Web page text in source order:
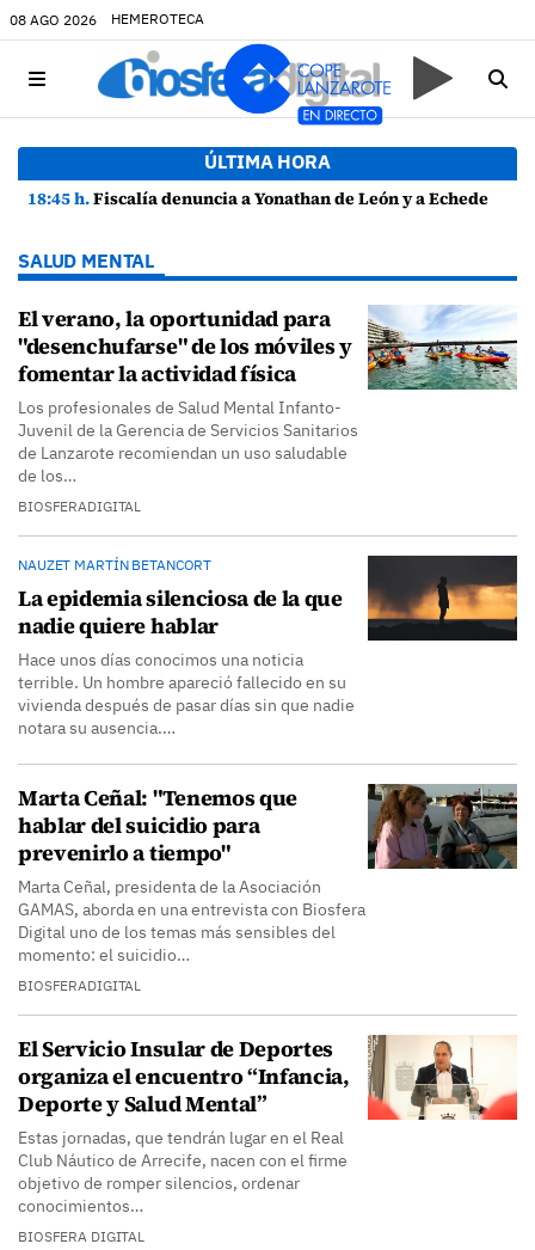
08 AGO 2026 HEMEROTECA
ÚLTIMA HORA
18:45 h.Fiscalía denuncia a Yonathan de León y a Echedey Eugenio por presuntas anomalías en contratos festivos
SALUD MENTAL
El verano, la oportunidad para
"desenchufarse" de los móviles y
fomentar la actividad física
Los profesionales de Salud Mental Infanto-
Juvenil de la Gerencia de Servicios Sanitarios
de Lanzarote recomiendan un uso saludable
de los…
BIOSFERADIGITAL
NAUZET MARTÍN BETANCORT
La epidemia silenciosa de la que
nadie quiere hablar
Hace unos días conocimos una noticia
terrible. Un hombre apareció fallecido en su
vivienda después de pasar días sin que nadie
notara su ausencia.…
Marta Ceñal: "Tenemos que
hablar del suicidio para
prevenirlo a tiempo"
Marta Ceñal, presidenta de la Asociación
GAMAS, aborda en una entrevista con Biosfera
Digital uno de los temas más sensibles del
momento: el suicidio…
BIOSFERADIGITAL
El Servicio Insular de Deportes
organiza el encuentro “Infancia,
Deporte y Salud Mental”
Estas jornadas, que tendrán lugar en el Real
Club Náutico de Arrecife, nacen con el firme
objetivo de romper silencios, ordenar
conocimientos…
BIOSFERA DIGITAL